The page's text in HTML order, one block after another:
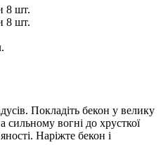
8 шт.
8 шт.
Покладіть бекон у велику
сильному вогні до хрусткої
Наріжте бекон і